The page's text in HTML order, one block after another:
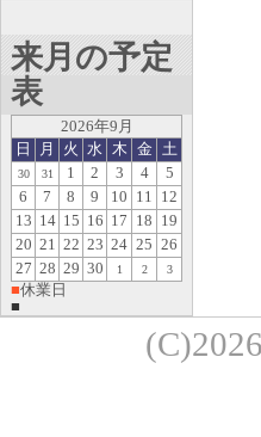
来月の予定
表
2026年9月
日
月 火 水 木 金 土
30 31 1 2 3 4
5
6
7 8 9 10 11
12
13 14 15 16 17 18 19
20 21 22 23 24 25 26
27 28 29 30 1 2 3
■休業日
■